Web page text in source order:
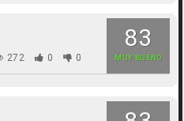
83
MUY BUENO
272 0 0